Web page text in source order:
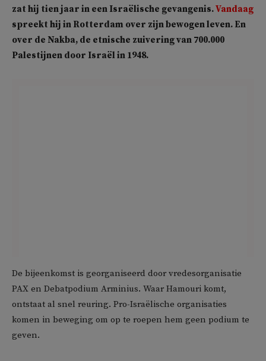
zat hij tien jaar in een Israëlische gevangenis.Vandaag
spreekt hij in Rotterdam over zijn bewogen leven. En
over de Nakba, de etnische zuivering van 700.000
Palestijnen door Israël in 1948.
De bijeenkomst is georganiseerd door vredesorganisatie
PAX en Debatpodium Arminius. Waar Hamouri komt,
ontstaat al snel reuring. Pro-Israëlische organisaties
komen in beweging om op te roepen hem geen podium te
geven.